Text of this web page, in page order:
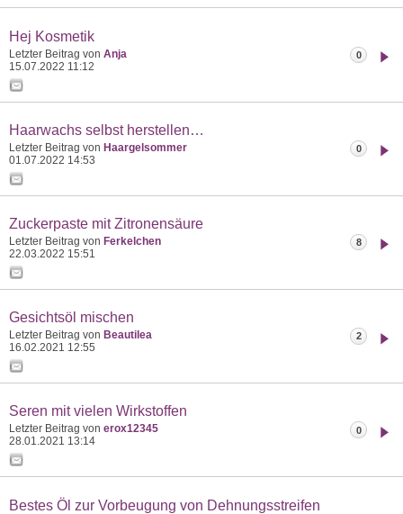
Hej Kosmetik
Letzter Beitrag von Anja
15.07.2022 11:12
0
Haarwachs selbst herstellen…
Letzter Beitrag von Haargelsommer
01.07.2022 14:53
0
Zuckerpaste mit Zitronensäure
Letzter Beitrag von Ferkelchen
22.03.2022 15:51
8
Gesichtsöl mischen
Letzter Beitrag von Beautilea
16.02.2021 12:55
2
Seren mit vielen Wirkstoffen
Letzter Beitrag von erox12345
28.01.2021 13:14
0
Bestes Öl zur Vorbeugung von Dehnungsstreifen